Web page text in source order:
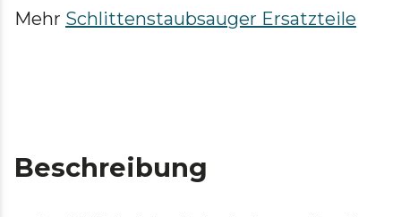
Mehr Schlittenstaubsauger Ersatzteile
Beschreibung